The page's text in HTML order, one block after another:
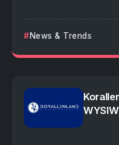
News & Trends